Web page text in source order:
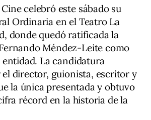
celebró este sábado su
Ordinaria en el Teatro La
donde quedó ratificada la
Méndez-Leite como
La candidatura
el director, guionista, escritor y
la única presentada y obtuvo
récord en la historia de la